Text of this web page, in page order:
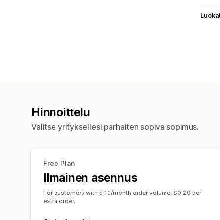
Luokat
Hinnoittelu
Valitse yrityksellesi parhaiten sopiva sopimus.
Free Plan
Ilmainen asennus
For customers with a 10/month order volume, $0.20 per
extra order.